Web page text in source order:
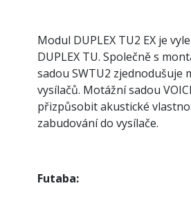
Modul DUPLEX TU2 EX je
DUPLEX TU. Společně s
sadou SWTU2 zjednodušuje
vysílačů. Motážní sadou
přizpůsobit akustické
zabudování do vysílače.
Futaba: